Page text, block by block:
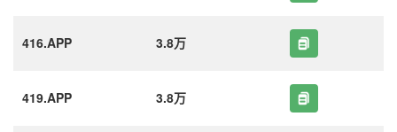
416.APP 3.8万
419.APP 3.8万